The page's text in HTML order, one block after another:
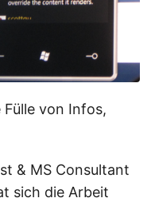
Fülle von Infos,
& MS Consultant
sich die Arbeit